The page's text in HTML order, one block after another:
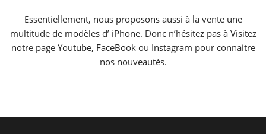
Essentiellement, nous proposons aussi à la vente une
multitude de modèles d’ iPhone. Donc n’hésitez pas à Visitez
notre page Youtube, FaceBookou Instagram pour connaitre
nos nouveautés.